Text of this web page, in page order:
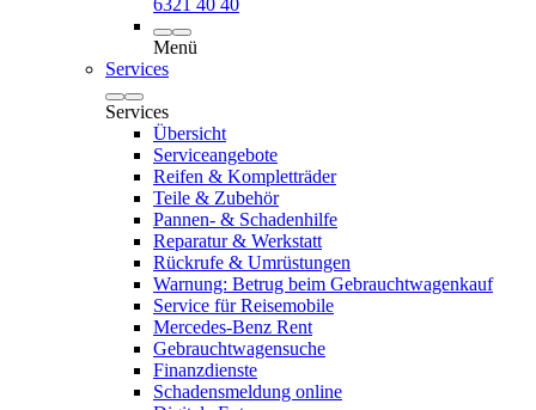
6321 40 40
Menü
Services
Services
Übersicht
Serviceangebote
Reifen & Kompletträder
Teile & Zubehör
Pannen- & Schadenhilfe
Reparatur & Werkstatt
Rückrufe & Umrüstungen
Warnung: Betrug beim Gebrauchtwagenkauf
Service für Reisemobile
Mercedes-Benz Rent
Gebrauchtwagensuche
Finanzdienste
Schadensmeldung online